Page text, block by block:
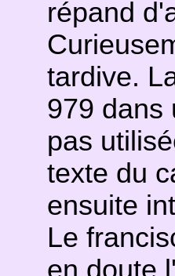
répand
tardive.
979 dans
pas
texte du
ensuite
Le
en doute